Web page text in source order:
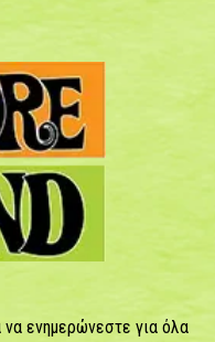
ενημερώνεστε για όλα